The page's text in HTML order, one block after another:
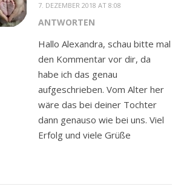
7. DEZEMBER 2018 AT 8:08
ANTWORTEN
Hallo Alexandra, schau bitte mal
den Kommentar vor dir, da
habe ich das genau
aufgeschrieben. Vom Alter her
wäre das bei deiner Tochter
dann genauso wie bei uns. Viel
Erfolg und viele Grüße